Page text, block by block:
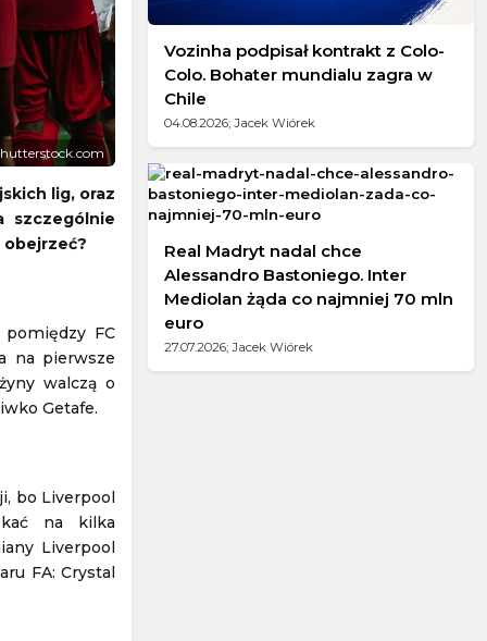
lig, oraz
szczególnie
obejrzeć?
FC
na pierwsze
walczą o
Getafe.
bo Liverpool
na kilka
Liverpool
FA: Crystal
Vozinha podpisał kontrakt z Colo-
Colo. Bohater mundialu zagra w
Chile
04.08.2026; Jacek Wiórek
Real Madryt nadal chce
Alessandro Bastoniego. Inter
Mediolan żąda co najmniej 70 mln
euro
27.07.2026; Jacek Wiórek